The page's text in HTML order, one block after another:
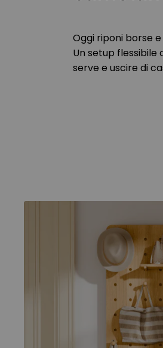
Oggi riponi borse
Un setup
serve e uscire di